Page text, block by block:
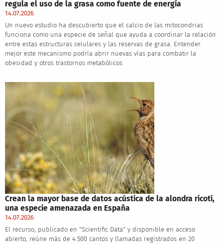
regula el uso de la grasa como fuente de energía
14.07.2026
Un nuevo estudio ha descubierto que el calcio de las mitocondrias
funciona como una especie de señal que ayuda a coordinar la relación
entre estas estructuras celulares y las reservas de grasa. Entender
mejor este mecanismo podría abrir nuevas vías para combatir la
obesidad y otros trastornos metabólicos
Crean la mayor base de datos acústica de la alondra ricotí,
una especie amenazada en España
14.07.2026
El recurso, publicado en "Scientific Data" y disponible en acceso
abierto, reúne más de 4.500 cantos y llamadas registrados en 20